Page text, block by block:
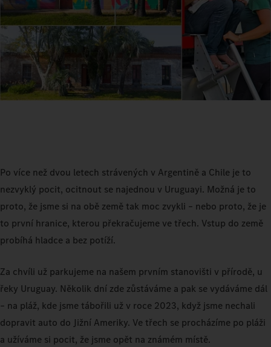
Po více než dvou letech strávených v Argentině a Chile je to
nezvyklý pocit, ocitnout se najednou v Uruguayi. Možná je to
proto, že jsme si na obě země tak moc zvykli – nebo proto, že je
to první hranice, kterou překračujeme ve třech. Vstup do země
probíhá hladce a bez potíží.
Za chvíli už parkujeme na našem prvním stanovišti v přírodě, u
řeky Uruguay. Několik dní zde zůstáváme a pak se vydáváme dál
– na pláž, kde jsme tábořili už v roce 2023, když jsme nechali
dopravit auto do Jižní Ameriky. Ve třech se procházíme po pláži
a užíváme si pocit, že jsme opět na známém místě.